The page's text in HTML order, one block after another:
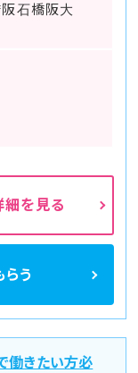
石橋阪大
細を見る
らう
働きたい方必